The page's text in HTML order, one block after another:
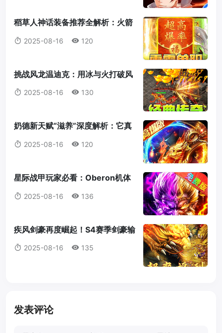
稻草人神话装备推荐全解析：火箭
腰带为何成为首选？
2025-08-16 120
挑战风龙温迪克：用冰与火打破风
暴统治！
2025-08-16 130
奶德新天赋“滋养”深度解析：它真
的值得我们放弃愈合吗？
2025-08-16 120
星际战甲玩家必看：Oberon机体
蓝图获取全攻略
2025-08-16 136
疾风剑豪再度崛起！S4赛季剑豪输
出机制全解析
2025-08-16 135
发表评论